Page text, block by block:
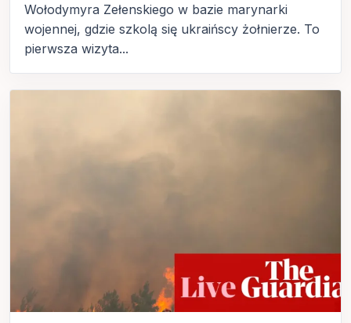
Wołodymyra Zełenskiego w bazie marynarki
wojennej, gdzie szkolą się ukraińscy żołnierze. To
pierwsza wizyta...